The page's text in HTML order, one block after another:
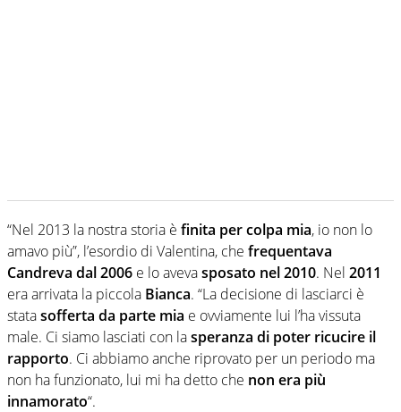
“Nel 2013 la nostra storia è finita per colpa mia, io non lo
amavo più”, l’esordio di Valentina, che frequentava
Candreva dal 2006 e lo avevasposato nel 2010. Nel 2011
era arrivata la piccola Bianca. “La decisione di lasciarci è
statasofferta da parte mia e ovviamente lui l’ha vissuta
male. Ci siamo lasciati con lasperanza di poter ricucire il
rapporto. Ci abbiamo anche riprovato per un periodo ma
non ha funzionato, lui mi ha detto che non era più
innamorato“.